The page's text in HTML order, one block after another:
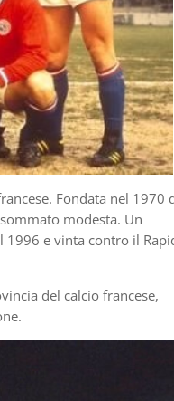
Fondata nel 1970
modesta. Un
1996 e vinta contro il
del calcio francese,